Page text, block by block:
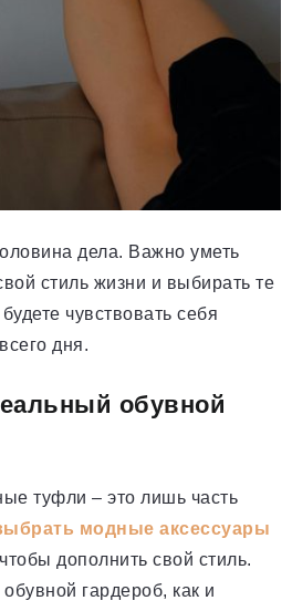
дела. Важно уметь
стиль жизни и выбирать те
чувствовать себя
дня.
обувной
туфли – это лишь часть
модные аксессуары
дополнить свой стиль.
гардероб, как и